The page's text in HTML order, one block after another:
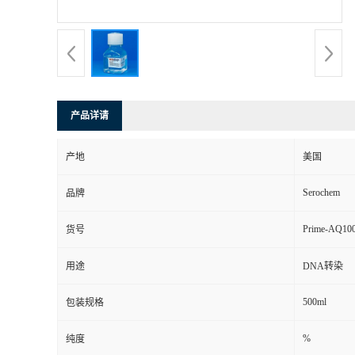
产品详请
产地 美国
品牌 Serochem
货号 Prime-
用途 DNA转染
包装规格 500ml
纯度 %